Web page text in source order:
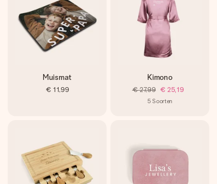
Muismat
€ 11,99
Kimono
€ 27,99 € 25,19
5 Soorten